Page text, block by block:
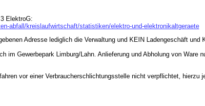
ElektroG:
abfall/kreislaufwirtschaft/statistiken/elektro-und-elektronikaltgeraete
Adresse lediglich die Verwaltung und KEIN Ladengeschäft und
im Gewerbepark Limburg/Lahn. Anlieferung und Abholung von Ware
vor einer Verbraucherschlichtungsstelle nicht verpflichtet, hierzu